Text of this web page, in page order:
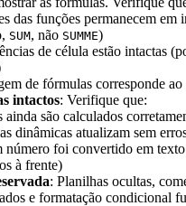
das funções permanecem em
SUM, não SUMME)
de célula estão intactas
de fórmulas corresponde
intactos: Verifique que:
ainda são calculados
dinâmicas atualizam sem
número foi convertido em
à frente)
: Planilhas ocultas,
e formatação condicional